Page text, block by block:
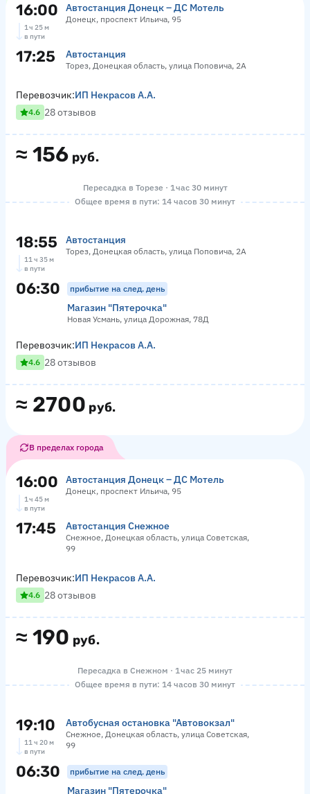
16:00 Автостанция Донецк – ДС Мотель
Донецк, проспект Ильича, 95
1 ч 25 м
в пути
17:25 Автостанция
Торез, Донецкая область, улица Поповича, 2А
≈ 156 руб.
Перевозчик:ИП Некрасов А.А.
4.6 28 отзывов
Пересадка в Торезе · 1 час 30 минут
Общее время в пути: 14 часов 30 минут
18:55 Автостанция
Торез, Донецкая область, улица Поповича, 2А
11 ч 35 м
в пути
06:30 прибытие на след. день
Магазин "Пятерочка"
Новая Усмань, улица Дорожная, 78Д
≈ 2700 руб.
Перевозчик:ИП Некрасов А.А.
4.6 28 отзывов
В пределах города
16:00 Автостанция Донецк – ДС Мотель
Донецк, проспект Ильича, 95
1 ч 45 м
в пути
17:45 Автостанция Снежное
Снежное, Донецкая область, улица Советская,
99
≈ 190 руб.
Перевозчик:ИП Некрасов А.А.
4.6 28 отзывов
Пересадка в Снежном · 1 час 25 минут
Общее время в пути: 14 часов 30 минут
19:10 Автобусная остановка "Автовокзал"
Снежное, Донецкая область, улица Советская,
99
11 ч 20 м
в пути
06:30 прибытие на след. день
Магазин "Пятерочка"